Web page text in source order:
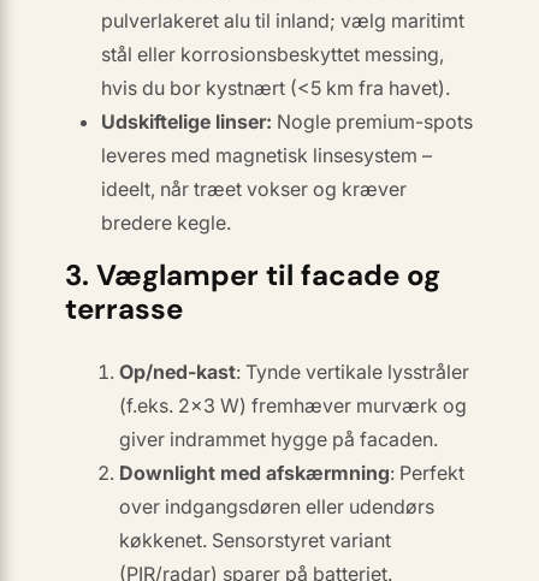
pulver­lakeret alu til inland; vælg maritimt
stål eller korrosionsbeskyttet messing,
hvis du bor kystnært (<5 km fra havet).
Udskiftelige linser: Nogle premium-spots
leveres med magnetisk linsesystem –
ideelt, når træet vokser og kræver
bredere kegle.
3. Væglamper til facade og
terrasse
Op/ned-kast: Tynde vertikale lysstråler
(f.eks. 2×3 W) fremhæver murværk og
giver indrammet hygge på facaden.
Downlight med afskærmning: Perfekt
over indgangsdøren eller udendørs
køkkenet. Sensorstyret variant
(PIR/radar) sparer på batteriet.